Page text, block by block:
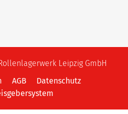
Leipzig GmbH
AGB
Datenschutz